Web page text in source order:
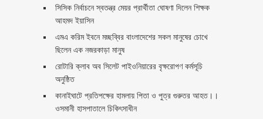
সিসিক নির্বাচনে স্বতন্ত্র মেয়র প্রার্থীতা ঘোষণা দিলেন শিক্ষক
আহমদ ইয়াসিন
এমএ করিম ইবনে মচ্ছব্বির বাংলাদেশের সকল মানুষের চোখে
ছিলেন এক নজরকাড়া মানুষ ‎
রোটারি ক্লাব অব সিলেট পাইওনিয়ারের বৃক্ষরোপণ কর্মসূচি
অনুষ্ঠিত
কানাইঘাটে প্রতিপক্ষের হামলায় পিতা ও পুত্র গুরুতর আহত।।
ওসমানী হাসপাতালে চিকিৎসাধীন